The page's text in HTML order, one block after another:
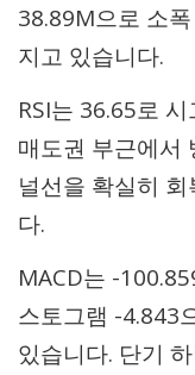
38.89M으로 소
지고 있습니다.
RSI는 36.65로
매도권 부근에서
널선을 확실히
다.
MACD는 -
스토그램 -4.843
있습니다. 단기